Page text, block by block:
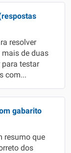
resolver
de duas
para testar
com...
gabarito
resumo que
dos